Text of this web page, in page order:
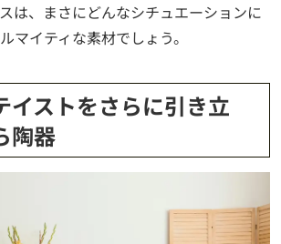
は、まさにどんなシチュエーションに
マイティな素材でしょう。
イストをさらに引き立
陶器